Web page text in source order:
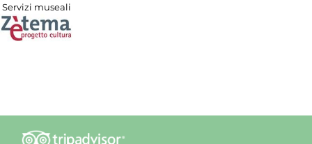
Servizi museali